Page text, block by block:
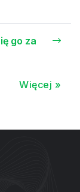
go za
Więcej »